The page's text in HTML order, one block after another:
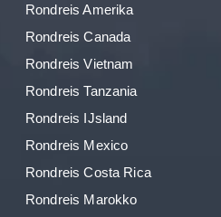
Rondreis Amerika
Rondreis Canada
Rondreis Vietnam
Rondreis Tanzania
Rondreis IJsland
Rondreis Mexico
Rondreis Costa Rica
Rondreis Marokko